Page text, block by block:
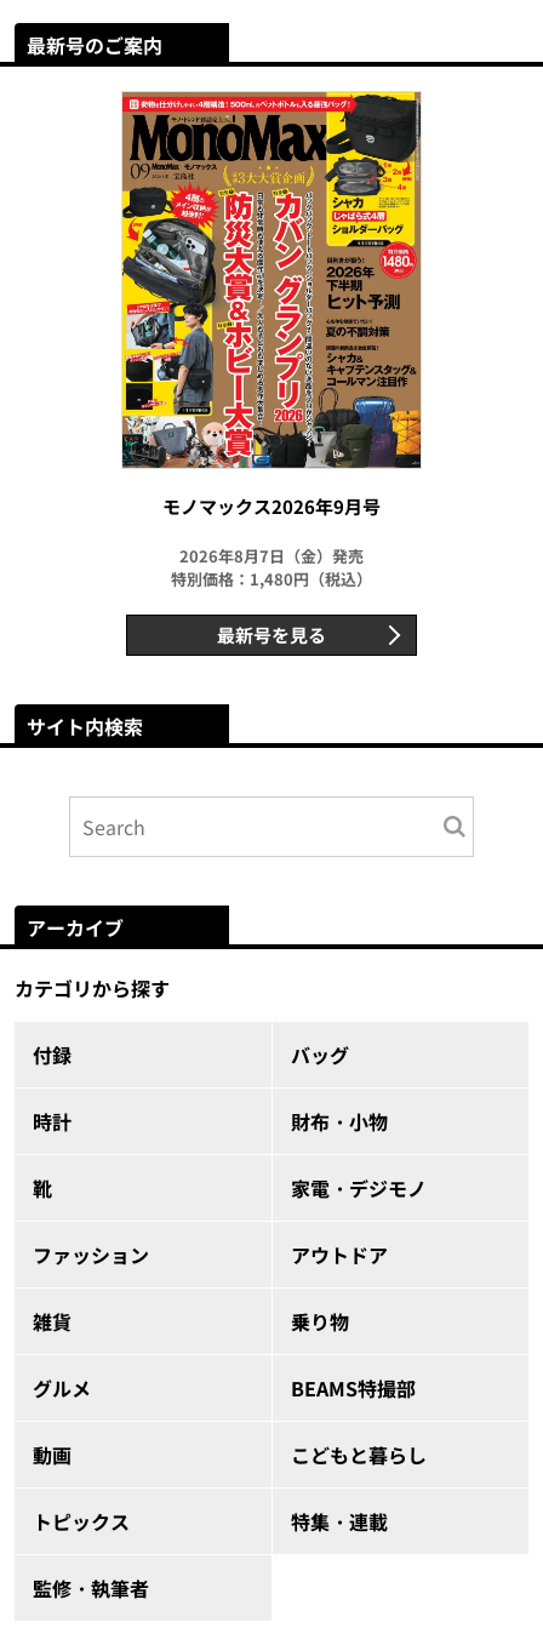
最新号のご案内
モノマックス2026年9月号
2026年8月7日（金）発売
特別価格：1,480円（税込）
最新号を見る
サイト内検索
アーカイブ
カテゴリから探す
付録 バッグ
時計 財布・小物
靴 家電・デジモノ
ファッション アウトドア
雑貨 乗り物
グルメ BEAMS特撮部
動画 こどもと暮らし
トピックス 特集・連載
監修・執筆者